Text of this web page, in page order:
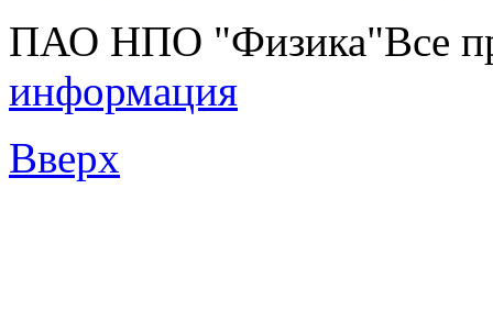
ПАО НПО "Физика"Все
информация
Вверх